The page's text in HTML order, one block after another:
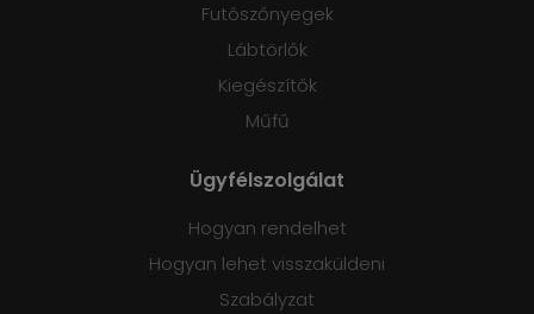
Futószőnyegek
Lábtörlők
Kiegészítők
Műfű
Ügyfélszolgálat
Hogyan rendelhet
Hogyan lehet visszaküldeni
Szabályzat